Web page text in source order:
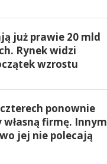
już prawie 20 mld
Rynek widzi
wzrostu
ponownie
własną firmę. Innym
jej nie polecają